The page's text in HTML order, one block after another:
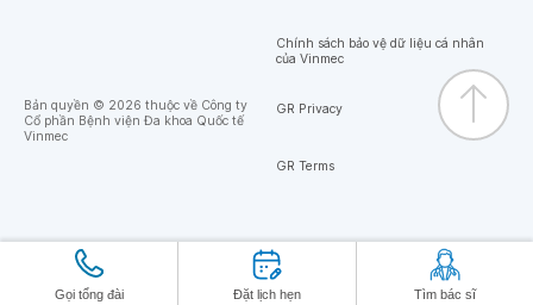
Gọi tổng đài Đặt lịch hẹn Tìm bác sĩ
Bản quyền © 2026 thuộc về Công ty
Cổ phần Bệnh viện Đa khoa Quốc tế
Vinmec
Chính sách bảo vệ dữ liệu cá nhân
của Vinmec
GR Privacy
GR Terms